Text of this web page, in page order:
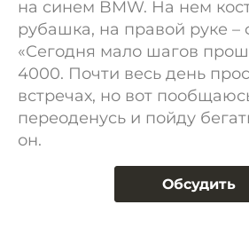
на синем BMW. На нем
рубашка, на правой руке –
«Сегодня мало шагов
4000. Почти весь день
встречах, но вот
переоденусь и пойду
он.
Обсудить